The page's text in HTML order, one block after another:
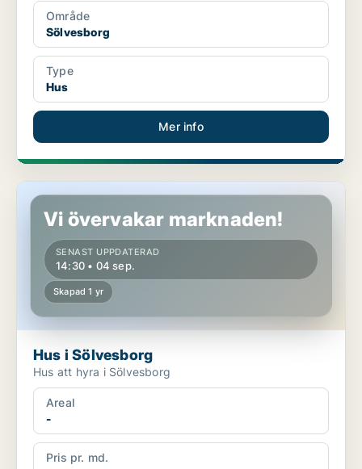
Område
Sölvesborg
Type
Hus
Mer info
Hus i Sölvesborg
Vi övervakar marknaden!
SENAST UPPDATERAD
14:30 • 04 sep.
Skapad 1 yr
Hus i Sölvesborg
Hus att hyra i Sölvesborg
Areal
-
Pris pr. md.